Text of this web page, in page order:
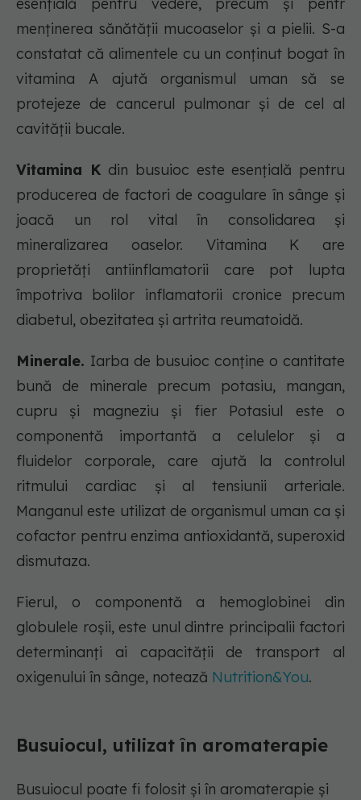
esențială pentru vedere, precum și pentr
menținerea sănătății mucoaselor și a pielii. S-a
constatat că alimentele cu un conținut bogat în
vitamina A ajută organismul uman să se
protejeze de cancerul pulmonar și de cel al
cavității bucale.
Vitamina K din busuioc este esențială pentru
producerea de factori de coagulare în sânge și
joacă un rol vital în consolidarea și
mineralizarea oaselor. Vitamina K are
proprietăți antiinflamatorii care pot lupta
împotriva bolilor inflamatorii cronice precum
diabetul, obezitatea și artrita reumatoidă.
Minerale. Iarba de busuioc conține o cantitate
bună de minerale precum potasiu, mangan,
cupru și magneziu și fier Potasiul este o
componentă importantă a celulelor și a
fluidelor corporale, care ajută la controlul
ritmului cardiac și al tensiunii arteriale.
Manganul este utilizat de organismul uman ca și
cofactor pentru enzima antioxidantă, superoxid
dismutaza.
Fierul, o componentă a hemoglobinei din
globulele roșii, este unul dintre principalii factori
determinanți ai capacității de transport al
oxigenului în sânge, notează Nutrition&You.
Busuiocul, utilizat în aromaterapie
Busuiocul poate fi folosit și în aromaterapie și